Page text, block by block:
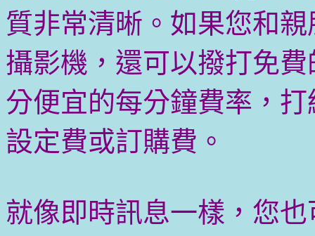
質非常清晰。如果您和
攝影機，還可以撥打免
分便宜的每分鐘費率，
設定費或訂購費。
就像即時訊息一樣，您